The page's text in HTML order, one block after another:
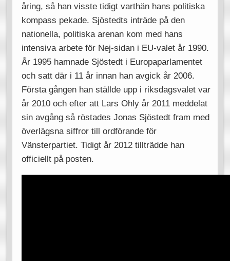
åring, så han visste tidigt varthän hans politiska
kompass pekade. Sjöstedts inträde på den
nationella, politiska arenan kom med hans
intensiva arbete för Nej-sidan i EU-valet år 1990.
År 1995 hamnade Sjöstedt i Europaparlamentet
och satt där i 11 år innan han avgick år 2006.
Första gången han ställde upp i riksdagsvalet var
år 2010 och efter att Lars Ohly år 2011 meddelat
sin avgång så röstades Jonas Sjöstedt fram med
överlägsna siffror till ordförande för
Vänsterpartiet. Tidigt år 2012 tillträdde han
officiellt på posten.